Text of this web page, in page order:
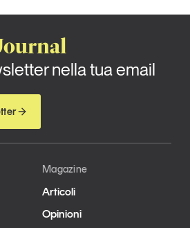
nella tua email
Magazine
Articoli
Opinioni